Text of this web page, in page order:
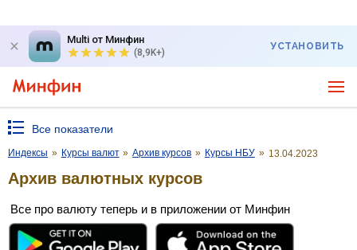
Multi от Минфин
(8,9K+)
УСТАНОВИТЬ
Все показатели
Индексы » Курсы валют » Архив курсов » Курсы НБУ » 13.04.2023
Архив валютных курсов
Все про валюту теперь и в приложении от Минфин